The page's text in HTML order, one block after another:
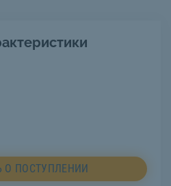
О ПОСТУПЛЕНИИ